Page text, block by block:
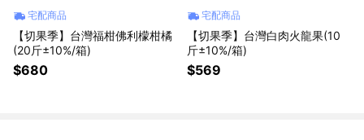
宅配商品
【切果季】台灣福柑佛利檬柑橘
(20斤±10%/箱)
$680
宅配商品
【切果季】台灣白肉火龍果(10
斤±10%/箱)
$569